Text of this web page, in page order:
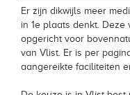
Er zijn dikwijls meer
in 1e plaats denkt.
opgericht voor
van Vlist. Er is per
aangereikte faciliteiten